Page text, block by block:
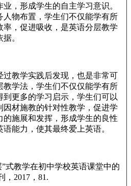
，形成学生的自主学习意识。
人物布置，学生们不仅能学有所
率，促进吸收，是英语分层教学
。
教学实践后发现，也是非常可
教学法，学生们不仅仅能学有所
到更多的学习启示，学生们可以
因材施教的针对性教学，促进学
的施展和发挥，形成学生的良性
能力，使其最终爱上英语。
式教学在初中学校英语课堂中的
，2017，81.